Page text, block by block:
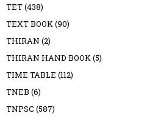
TET(438)
TEXT BOOK(90)
THIRAN (2)
THIRAN HAND BOOK(5)
TIME TABLE (112)
TNEB (6)
TNPSC (587)